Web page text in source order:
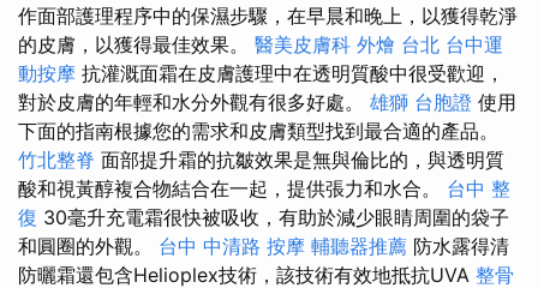
作面部護理程序中的保濕步驟，在早晨和晚上，以獲得乾淨
的皮膚，以獲得最佳效果。 醫美皮膚科 外燴 台北 台中運
動按摩 抗灌溉面霜在皮膚護理中在透明質酸中很受歡迎，
對於皮膚的年輕和水分外觀有很多好處。 雄獅 台胞證 使用
下面的指南根據您的需求和皮膚類型找到最合適的產品。
竹北整脊 面部提升霜的抗皺效果是無與倫比的，與透明質
酸和視黃醇複合物結合在一起，提供張力和水合。 台中 整
復 30毫升充電霜很快被吸收，有助於減少眼睛周圍的袋子
和圓圈的外觀。 台中 中清路 按摩 輔聽器推薦 防水露得清
防曬霜還包含Helioplex技術，該技術有效地抵抗UVA 整骨